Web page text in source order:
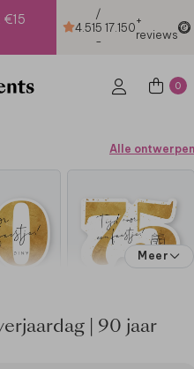
4.51
/
5
-
17.150+
reviews
0
Alle ontwerpen
Meer
| 90 jaar